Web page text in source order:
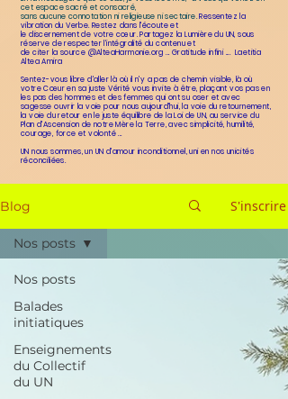
cet espace sacré et consacré,
sans aucune connotation ni religieuse ni sectaire. Ressentez la
vibration du Verbe. Restez dans l'écoute et
le discernement de votre cœur. Partagez la Lumière du UN, sous
réserve de respecter l'intégralité du contenu et
de citer la source @AlteaHarmonie.org ... Gratitude infini .... Laetitia
Altea Amira
Sentez-vous libre d'aller là où il n'y a pas de chemin visible, là où
votre Cœur en sa juste Vérité vous invite à être, plaçantvos pas en
les pas des hommes et des femmes qui ont su oser et avec
sagesse ouvrir la voie pour nous aujourd'hui, la voie du retournement,
la voie du retour en le juste équilibre de la Loi de UN, au service du
Plan d'Ascension denotre Mère la Terre, avec simplicité, humilité,
courage, force et volonté ...
UN nous sommes, un UN d'amour inconditionnel, uni en nos unicités
réconciliées.
Blog S'inscrire
Nos posts
Balades
initiatiques
Enseignements
du Collectif
du UN
Nos posts